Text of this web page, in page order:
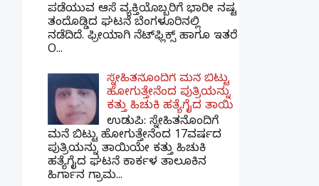
ಪಡೆಯುವ ಆಸೆ ವ್ಯಕ್ತಿಯೊಬ್ಬರಿಗೆ ಭಾರೀ ನಷ್ಟ
ತಂದೊಡ್ಡಿದ ಘಟನೆ ಬೆಂಗಳೂರಿನಲ್ಲಿ
ನಡೆದಿದೆ. ಫ್ರೀಯಾಗಿ ನೆಟ್‌ಫ್ಲಿಕ್ಸ್ ಹಾಗೂ ಇತರೆ
O...
ಸ್ನೇಹಿತನೊಂದಿಗೆ ಮನೆ ಬಿಟ್ಟು
ಹೋಗುತ್ತೇನೆಂದ ಪುತ್ರಿಯನ್ನು
ಕತ್ತು ಹಿಚುಕಿ ಹತ್ಯೆಗೈದ ತಾಯಿ
ಉಡುಪಿ: ಸ್ನೇಹಿತನೊಂದಿಗೆ
ಮನೆ ಬಿಟ್ಟು ಹೋಗುತ್ತೇನೆಂದ 17ವರ್ಷದ
ಪುತ್ರಿಯನ್ನು ತಾಯಿಯೇ ಕತ್ತು ಹಿಚುಕಿ
ಹತ್ಯೆಗೈದ ಘಟನೆ ಕಾರ್ಕಳ ತಾಲೂಕಿನ
ಹಿರ್ಗಾನ ಗ್ರಾಮ...